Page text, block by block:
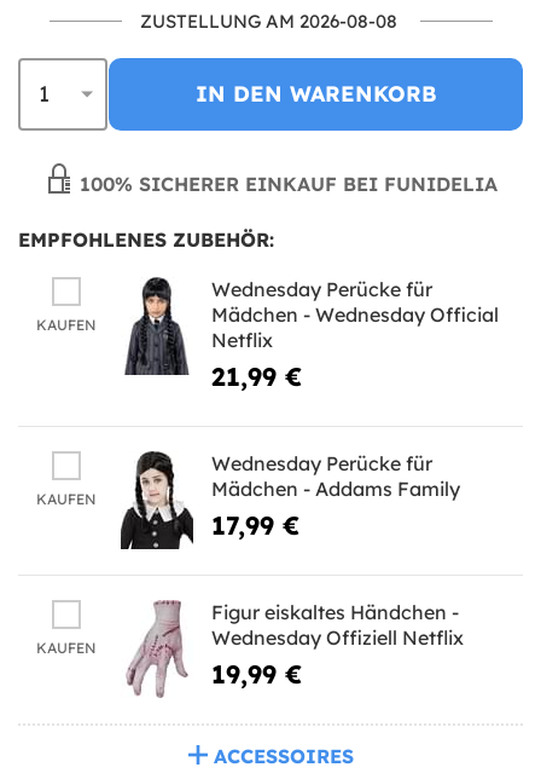
ZUSTELLUNG AM 2026-08-08
IN DEN WARENKORB
100% SICHERER EINKAUF BEI FUNIDELIA
EMPFOHLENES ZUBEHÖR:
KAUFEN
Wednesday Perücke für
Mädchen - Wednesday Official
Netflix
21,99 €
KAUFEN
Wednesday Perücke für
Mädchen - Addams Family
17,99 €
KAUFEN
Figur eiskaltes Händchen -
Wednesday Offiziell Netflix
19,99 €
ACCESSOIRES